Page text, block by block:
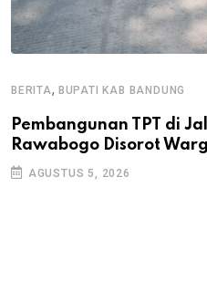
BERITA, BUPATI KAB BANDUNG
Pembangunan TPT di
Rawabogo Disorot
AGUSTUS 5, 2026